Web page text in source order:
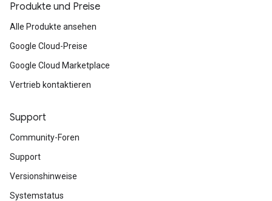
Produkte und Preise
Alle Produkte ansehen
Google Cloud-Preise
Google Cloud Marketplace
Vertrieb kontaktieren
Support
Community-Foren
Support
Versionshinweise
Systemstatus